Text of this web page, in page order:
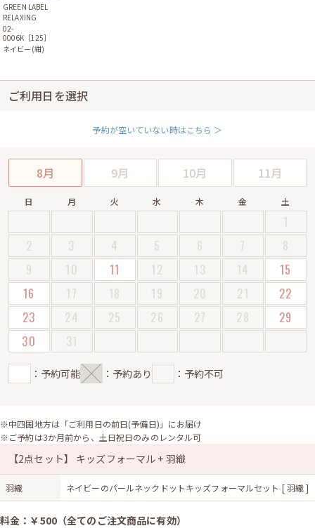
GREEN LABEL
RELAXING
02-
0006K［125］
ネイビー(紺)
ご利用日を選択
予約が空いていない時はこちら ＞
8月 9月 10月 11月
日 月 火 水 木 金 土
1
2
3 4 5 6 7
8
9
10 11 12 13 14
15
16
17 18 19 20 21
22
23
24 25 26 27 28
29
30
31
：予約可能 ：予約あり ：予約不可
※中四国地方は「ご利用日の前日(予備日)」にお届け
※ご予約は3か月前から、土日祝日のみのレンタル可
【2点セット】 キッズフォーマル + 羽織
羽織 ネイビーのパールネックドットキッズフォーマルセット [ 羽織 ]
料金：￥500（全てのご注文商品に有効）